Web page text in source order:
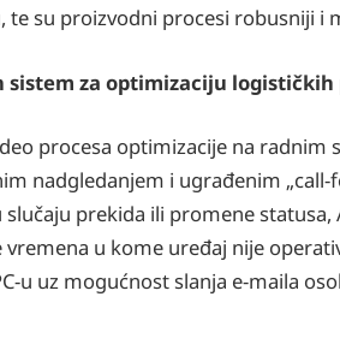
te su proizvodni procesi robusniji i
sistem za optimizaciju
deo procesa optimizacije na
nadgledanjem i ugrađenim
prekida ili promene
u kome uređaj nije
u uz mogućnost slanja e-maila